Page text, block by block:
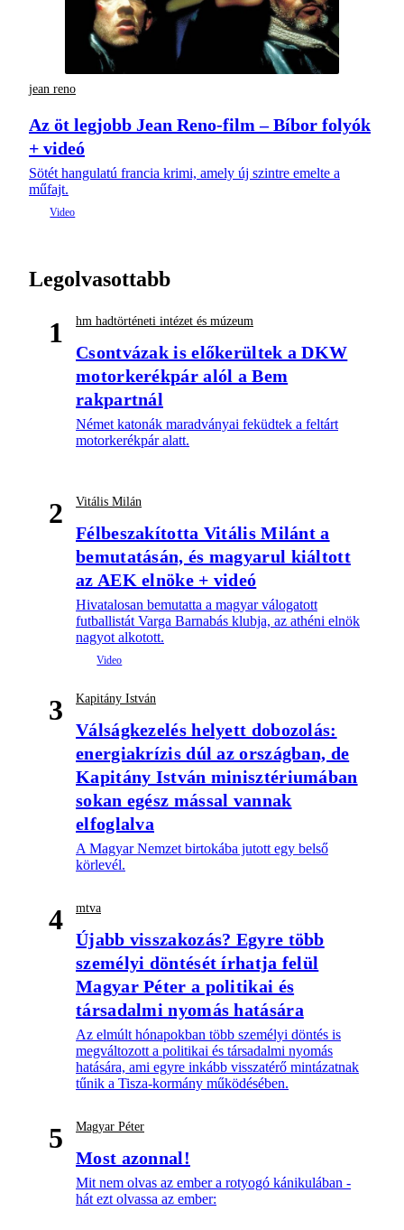
jean reno
Az öt legjobb Jean Reno-film – Bíbor folyók
+ videó
Sötét hangulatú francia krimi, amely új szintre emelte a
műfajt.
Legolvasottabb
1 hm hadtörténeti intézet és múzeum
Csontvázak is előkerültek a DKW
motorkerékpár alól a Bem
rakpartnál
Német katonák maradványai feküdtek a feltárt
motorkerékpár alatt.
2 Vitális Milán
Félbeszakította Vitális Milánt a
bemutatásán, és magyarul kiáltott
az AEK elnöke + videó
Hivatalosan bemutatta a magyar válogatott
futballistát Varga Barnabás klubja, az athéni elnök
nagyot alkotott.
3 Kapitány István
Válságkezelés helyett dobozolás:
energiakrízis dúl az országban, de
Kapitány István minisztériumában
sokan egész mással vannak
elfoglalva
A Magyar Nemzet birtokába jutott egy belső
körlevél.
4 mtva
Újabb visszakozás? Egyre több
személyi döntését írhatja felül
Magyar Péter a politikai és
társadalmi nyomás hatására
Az elmúlt hónapokban több személyi döntés is
megváltozott a politikai és társadalmi nyomás
hatására, ami egyre inkább visszatérő mintázatnak
tűnik a Tisza-kormány működésében.
5 Magyar Péter
Most azonnal!
Mit nem olvas az ember a rotyogó kánikulában -
hát ezt olvassa az ember: